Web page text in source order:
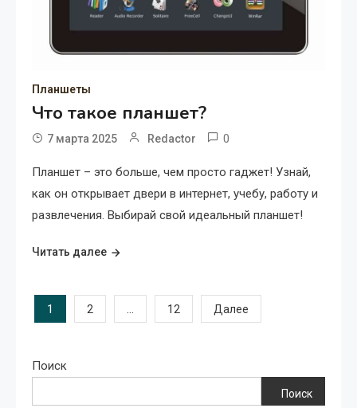
Планшеты
Что такое планшет?
7 марта 2025 Redactor 0
Планшет – это больше, чем просто гаджет! Узнай,
как он открывает двери в интернет, учебу, работу и
развлечения. Выбирай свой идеальный планшет!
Читать далее
Пагинация
1 2 … 12 Далее
Поиск
Поиск